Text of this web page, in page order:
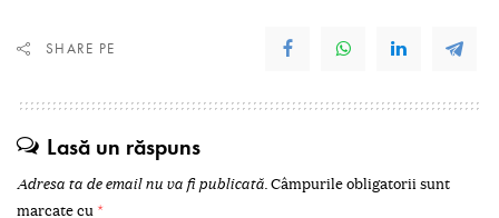
SHARE PE
Lasă un răspuns
Adresa ta de email nu va fi publicată.Câmpurile obligatorii sunt
marcate cu *